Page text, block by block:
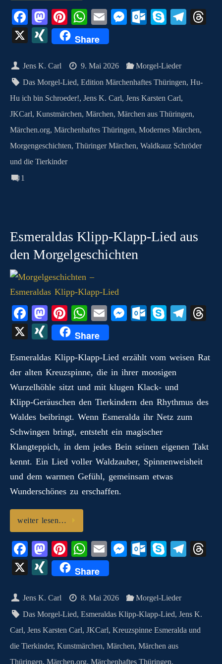
Fa
ce
bo
ok
M
as
to
do
n
Pi
nt
er
es
t
W
ha
ts
A
pp
E
m
ail
M
ng
er
O
ok
.c
o
m
S
Te
m
X
X
N
G
Share
Jens K. Carl 9. Mai 2026
Morgel-Lieder
Das Morgel-Lied,Edition Märchenhaftes Thüringen,Hu-
Hu ich bin Schroeder!, Jens K. Carl, Jens Karsten Carl,
JKCarl, Kunstmärchen, Märchen, Märchen aus Thüringen,
Märchen.org, Märchenhaftes Thüringen, Modernes Märchen,
Morgengeschichten, Thüringer Märchen, Waldkauz Schröder
und die Tierkinder
1
Esmeraldas Klipp‑Klapp‑Lied aus
den Morgelgeschichten
Fa
ce
bo
ok
M
as
to
do
n
Pi
nt
er
es
t
W
ha
ts
A
pp
E
m
ail
M
ng
er
O
ok
.c
o
m
S
Te
a
ds
X
X
N
G
Share
Esmeraldas Klipp‑Klapp‑Lied erzählt vom weisen Rat
der alten Kreuzspinne, die in ihrer moosigen
Wurzelhöhle sitzt und mit klugen Klack‑ und
Klipp‑Geräuschen den Tierkindern den Rhythmus des
Waldes beibringt. Wenn Esmeralda ihr Netz zum
Schwingen bringt, entsteht ein magischer
Klangteppich, in dem jedes Bein seinen eigenen Takt
kennt. Ein Lied voller Waldzauber, Spinnenweisheit
und dem warmen Gefühl, gemeinsam etwas
Wunderschönes zu erschaffen.
weiter lesen…
Fa
ce
bo
ok
M
as
to
do
n
Pi
nt
er
es
t
W
ha
ts
A
pp
E
m
ail
M
ng
er
O
ok
.c
o
m
S
Te
m
X
X
N
G
Share
Jens K. Carl 8. Mai 2026
Morgel-Lieder
Das Morgel-Lied,Esmeraldas Klipp-Klapp-Lied,Jens K.
Carl, Jens Karsten Carl, JKCarl, Kreuzspinne Esmeralda und
die Tierkinder, Kunstmärchen, Märchen, Märchen aus
Thüringen, Märchen.org, Märchenhaftes Thüringen,